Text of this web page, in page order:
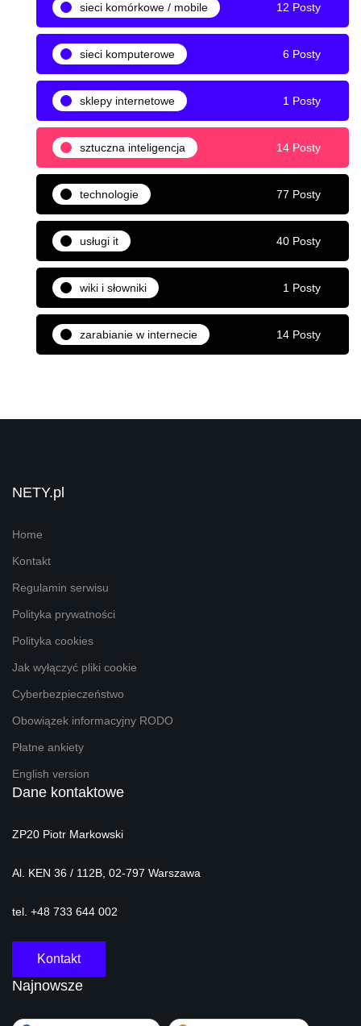
sieci komórkowe / mobile 12 Posty
sieci komputerowe 6 Posty
sklepy internetowe 1 Posty
sztuczna inteligencja 14 Posty
technologie 77 Posty
usługi it 40 Posty
wiki i słowniki 1 Posty
zarabianie w internecie 14 Posty
NETY.pl
Home
Kontakt
Regulamin serwisu
Polityka prywatności
Polityka cookies
Jak wyłączyć pliki cookie
Cyberbezpieczeństwo
Obowiązek informacyjny RODO
Płatne ankiety
English version
Dane kontaktowe
ZP20 Piotr Markowski
Al. KEN 36 / 112B, 02-797 Warszawa
tel. +48 733 644 002
Kontakt
Najnowsze